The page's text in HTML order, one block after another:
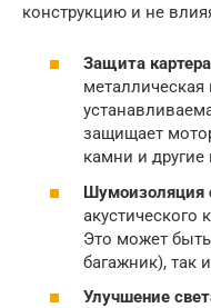
конструкцию и не
Защита
защищает
камни и другие
Шумоизоляция
акустического
Это может
багажник), так
Улучшение